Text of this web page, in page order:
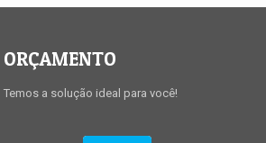
ORÇAMENTO
Temos a solução ideal para você!